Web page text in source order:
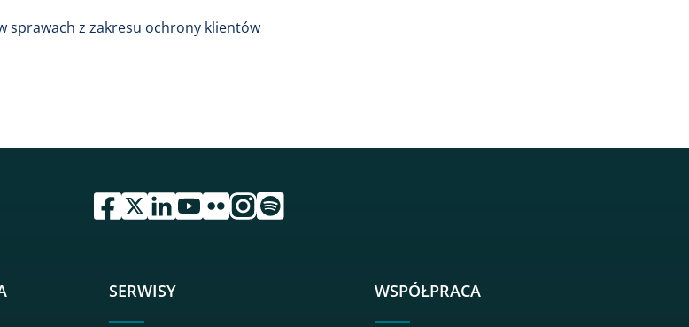
sprawach z zakresu ochrony klientów
przejdź do serwisu facebook sgh
przejdź do serwisu twitter sgh
przejdź do serwisu linkedin sgh
przejdź do serwisu youtube sgh
przejdź do serwisu flickr sgh
przejdź do serwisu instagram sgh
przejdź do serwisu spotify sgh
SERWISY WSPÓŁPRACA